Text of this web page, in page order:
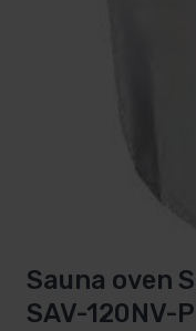
Sauna oven
SAV-120NV-P